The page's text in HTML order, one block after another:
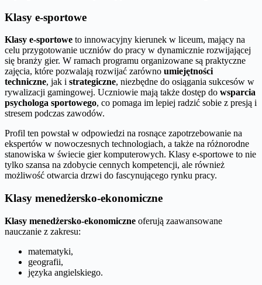
Klasy e-sportowe
Klasy e-sportowe to innowacyjny kierunek w liceum, mający na
celu przygotowanie uczniów do pracy w dynamicznie rozwijającej
się branży gier. W ramach programu organizowane są praktyczne
zajęcia, które pozwalają rozwijać zarówno umiejętności
techniczne, jak i strategiczne, niezbędne do osiągania sukcesów w
rywalizacji gamingowej. Uczniowie mają także dostęp do wsparcia
psychologa sportowego, co pomaga im lepiej radzić sobie z presją i
stresem podczas zawodów.
Profil ten powstał w odpowiedzi na rosnące zapotrzebowanie na
ekspertów w nowoczesnych technologiach, a także na różnorodne
stanowiska w świecie gier komputerowych. Klasy e-sportowe to nie
tylko szansa na zdobycie cennych kompetencji, ale również
możliwość otwarcia drzwi do fascynującego rynku pracy.
Klasy menedżersko-ekonomiczne
Klasy menedżersko-ekonomiczne oferują zaawansowane
nauczanie z zakresu:
matematyki,
geografii,
języka angielskiego.